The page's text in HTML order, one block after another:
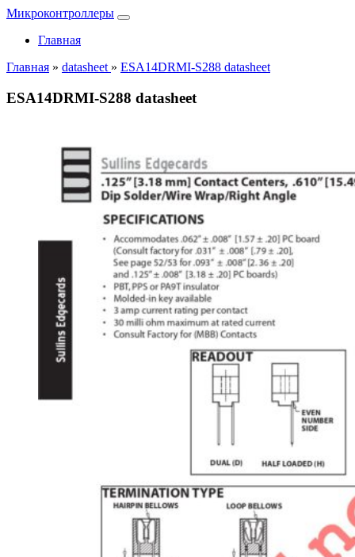
Микроконтроллеры
Главная
Главная » datasheet » ESA14DRMI-S288 datasheet
ESA14DRMI-S288 datasheet